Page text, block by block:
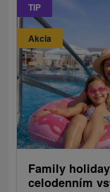
TIP
Akcia
Family
celodenním